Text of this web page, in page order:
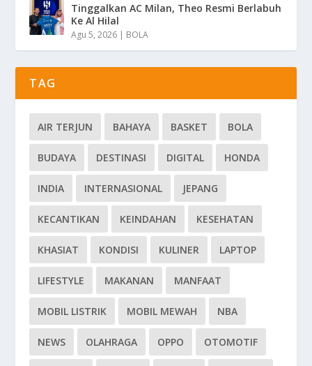
Tinggalkan AC Milan, Theo Resmi Berlabuh
Ke Al Hilal
Agu 5, 2026 | BOLA
TAG
AIR TERJUN BAHAYA BASKET BOLA
BUDAYA DESTINASI DIGITAL HONDA
INDIA INTERNASIONAL JEPANG
KECANTIKAN KEINDAHAN KESEHATAN
KHASIAT KONDISI KULINER LAPTOP
LIFESTYLE MAKANAN MANFAAT
MOBIL LISTRIK MOBIL MEWAH NBA
NEWS OLAHRAGA OPPO OTOMOTIF